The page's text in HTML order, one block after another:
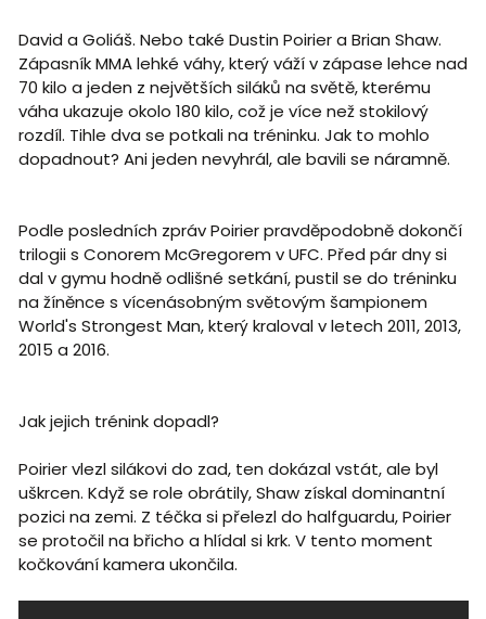
David a Goliáš. Nebo také Dustin Poirier a Brian Shaw.
Zápasník MMA lehké váhy, který váží v zápase lehce nad
70 kilo a jeden z největších siláků na světě, kterému
váha ukazuje okolo 180 kilo, což je více než stokilový
rozdíl. Tihle dva se potkali na tréninku. Jak to mohlo
dopadnout? Ani jeden nevyhrál, ale bavili se náramně.
Podle posledních zpráv Poirier pravděpodobně dokončí
trilogii s Conorem McGregorem v UFC. Před pár dny si
dal v gymu hodně odlišné setkání, pustil se do tréninku
na žíněnce s vícenásobným světovým šampionem
World's Strongest Man, který kraloval v letech 2011, 2013,
2015 a 2016.
Jak jejich trénink dopadl?
Poirier vlezl silákovi do zad, ten dokázal vstát, ale byl
uškrcen. Když se role obrátily, Shaw získal dominantní
pozici na zemi. Z téčka si přelezl do halfguardu, Poirier
se protočil na břicho a hlídal si krk. V tento moment
kočkování kamera ukončila.